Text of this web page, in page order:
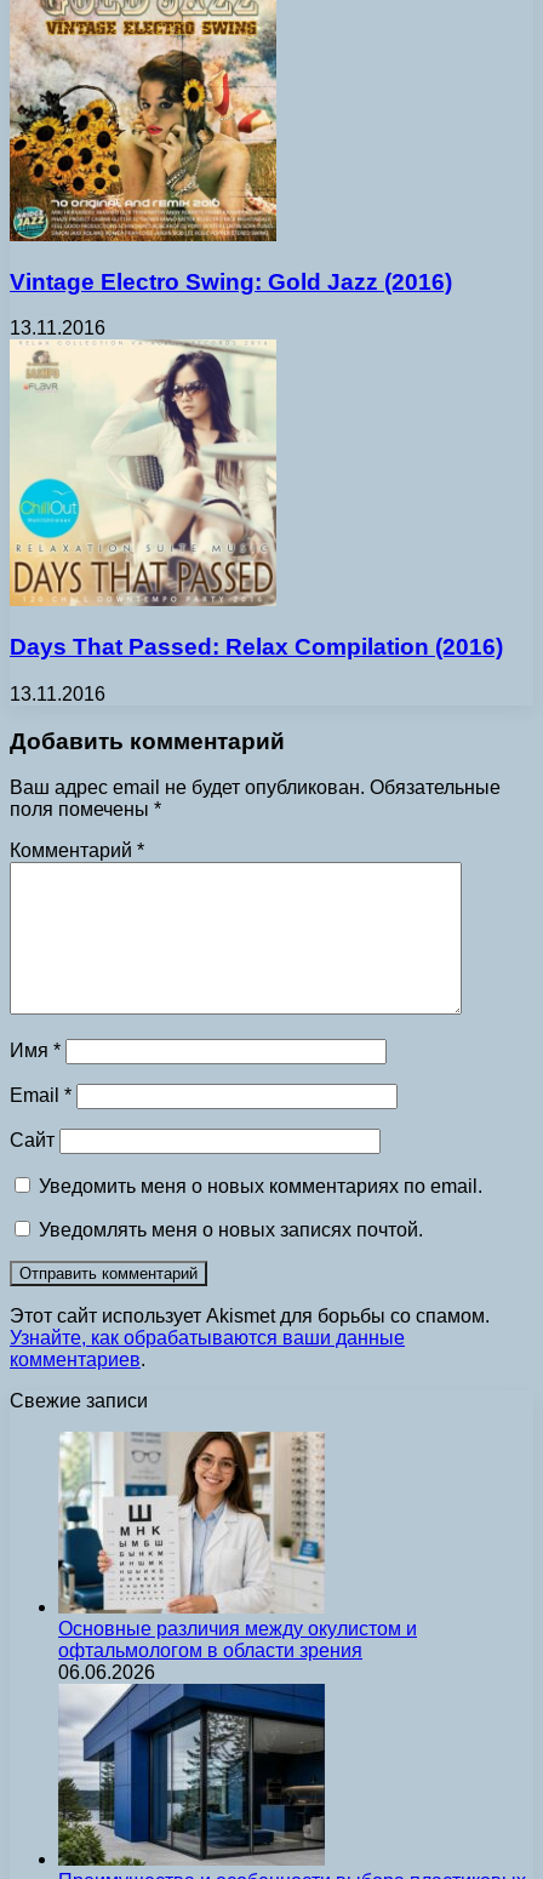
Vintage Electro Swing: Gold Jazz (2016)
13.11.2016
Days That Passed: Relax Compilation (2016)
13.11.2016
Добавить комментарий
Ваш адрес email не будет опубликован. Обязательные
поля помечены *
Комментарий *
Имя *
Email *
Сайт
Уведомить меня о новых комментариях по email.
Уведомлять меня о новых записях почтой.
Этот сайт использует Akismet для борьбы со спамом.
Узнайте, как обрабатываются ваши данные
комментариев.
Свежие записи
Основные различия между окулистом и
офтальмологом в области зрения
06.06.2026